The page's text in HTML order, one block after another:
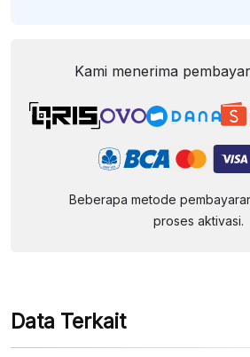
Kami menerima
Beberapa metode
proses aktivasi.
Data Terkait